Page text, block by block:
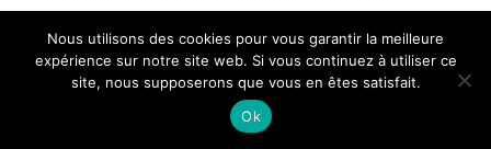
Pour ceux qui on les fins de courses, glissez votre
micro switch pointez-le avec une goutte de
cyanoacrylate, après avoir vérifié que la vis ou tige
filetée appuie bien dessus.
Nous utilisons des cookies pour vous garantir la meilleure
expérience sur notre site web. Si vous continuez à utiliser ce
site, nous supposerons que vous en êtes satisfait.
Ok